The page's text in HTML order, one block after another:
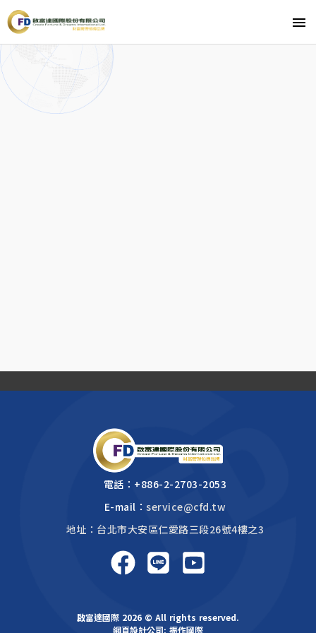
電話： +886-2-2703-2053
E-mail：service@cfd.tw
地址：台北市大安區仁愛路三段26號4樓之3
啟富達國際 2026 © All rights reserved.
網頁設計公司: 振作國際